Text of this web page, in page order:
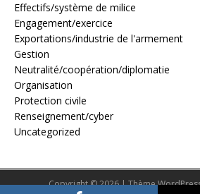
Effectifs/système de milice
Engagement/exercice
Exportations/industrie de l'armement
Gestion
Neutralité/coopération/diplomatie
Organisation
Protection civile
Renseignement/cyber
Uncategorized
Copyright © 2026 | Thème